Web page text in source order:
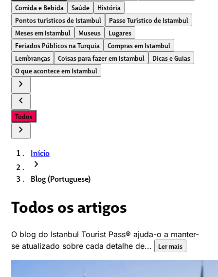
Comida e Bebida
Saúde
História
Pontos turísticos de Istambul
Passe Turístico de Istambul
Meses em Istambul
Museus
Lugares
Feriados Públicos na Turquia
Compras em Istambul
Lembranças
Coisas para fazer em Istambul
Dicas e Guias
O que acontece em Istambul
chevron_right
chevron_left
Todos
chevron_right
Início
chevron_right
Blog (Portuguese)
Todos os artigos
O blog do Istanbul Tourist Pass® ajuda-o a manter-
se atualizado sobre cada detalhe de...
Ler mais